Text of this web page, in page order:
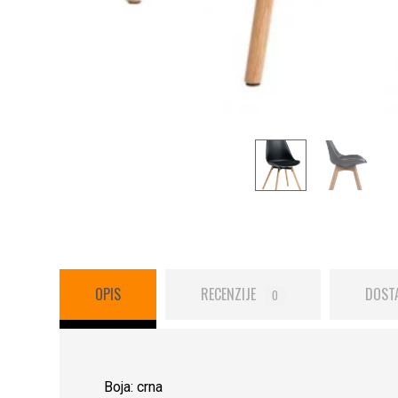
OPIS RECENZIJE 0
Boja: crna